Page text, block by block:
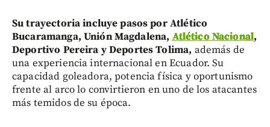
Su trayectoria incluye pasos por Atlético
Bucaramanga, Unión Magdalena, Atlético Nacional,
Deportivo Pereira y Deportes Tolima, además de
una experiencia internacional en Ecuador. Su
capacidad goleadora, potencia física y oportunismo
frente al arco lo convirtieron en uno de los atacantes
más temidos de su época.